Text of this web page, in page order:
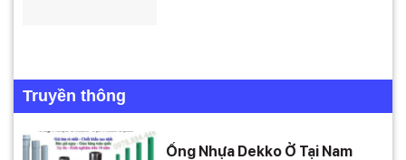
Truyền thông
Ống Nhựa Dekko Ở Tại Nam